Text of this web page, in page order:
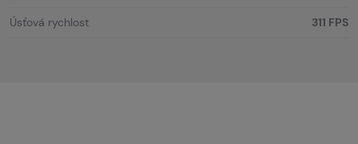
Úsťová rychlost 311 FPS